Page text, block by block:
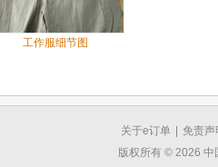
工作服细节图
关于e订单
免责声
版权所有 © 2026